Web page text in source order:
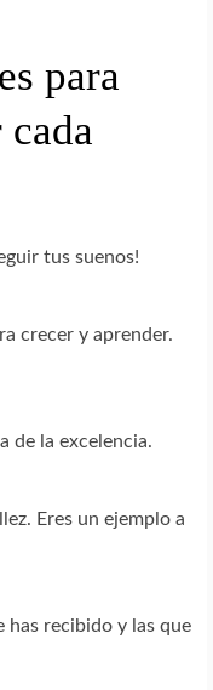
para
tus suenos!
crecer y aprender.
de la excelencia.
Eres un ejemplo a
has recibido y las que